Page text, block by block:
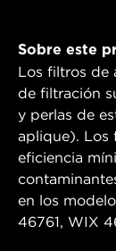
Sobre este
Los filtros de
de filtración
y perlas de
aplique). Los
eficiencia
en los
46761, WIX